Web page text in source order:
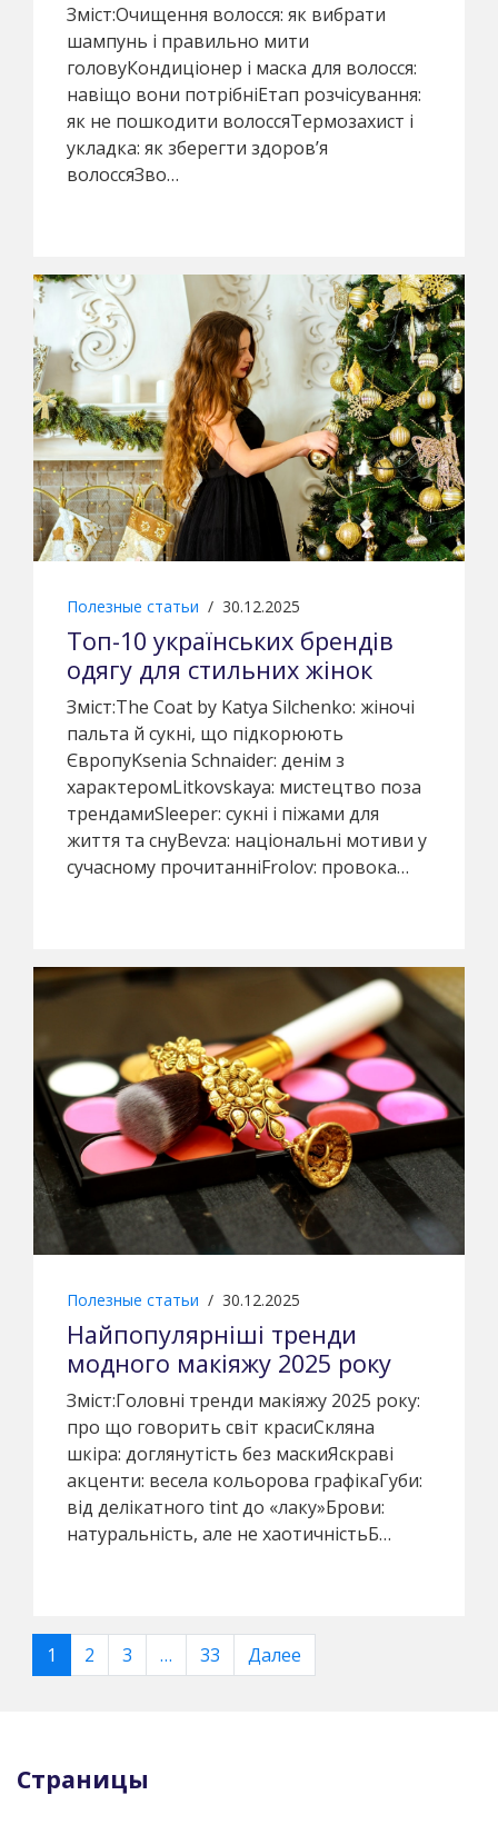
Зміст:Очищення волосся: як вибрати
шампунь і правильно мити
головуКондиціонер і маска для волосся:
навіщо вони потрібніЕтап розчісування:
як не пошкодити волоссяТермозахист і
укладка: як зберегти здоров’я
волоссяЗво…
Полезные статьи / 30.12.2025
Топ-10 українських брендів
одягу для стильних жінок
Зміст:The Coat by Katya Silchenko: жіночі
пальта й сукні, що підкорюють
ЄвропуKsenia Schnaider: денім з
характеромLitkovskaya: мистецтво поза
трендамиSleeper: сукні і піжами для
життя та снуBevza: національні мотиви у
сучасному прочитанніFrolov: провока…
Полезные статьи / 30.12.2025
Найпопулярніші тренди
модного макіяжу 2025 року
Зміст:Головні тренди макіяжу 2025 року:
про що говорить світ красиСкляна
шкіра: доглянутість без маскиЯскраві
акценти: весела кольорова графікаГуби:
від делікатного tint до «лаку»Брови:
натуральність, але не хаотичністьБ…
Навигация
по
1 2 3 … 33 Далее
Страницы